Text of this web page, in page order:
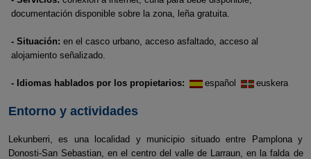
documentación disponible sobre la zona, leña gratuita.
- Situación: en el casco urbano, acceso asfaltado, acceso al
alojamiento señalizado.
- Idiomas hablados por los propietarios: español euskera
Entorno y actividades
Lekunberri, es una localidad y municipio situado entre Pamplona y
Donosti-San Sebastian, en el centro del valle de Larraun, en la falda de